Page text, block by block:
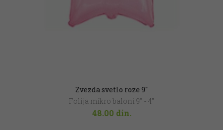
Zvezda svetlo roze 9″
Folija mikro baloni 9" - 4"
48.00 din.